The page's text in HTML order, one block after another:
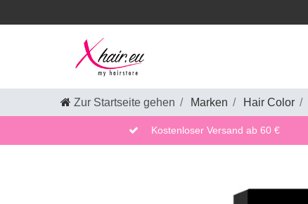
Zur Startseite gehen Marken Hair Color
Kostenloser Versand ab 60 €